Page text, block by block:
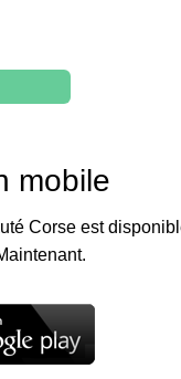
mobile
Corse est